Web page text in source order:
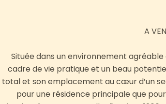
A
Située dans un environnement
cadre de vie pratique et un beau
total et son emplacement au cœur d’un
pour une résidence principale que